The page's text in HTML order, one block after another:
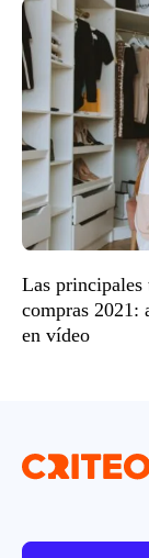
Las principales
compras 2021:
en vídeo